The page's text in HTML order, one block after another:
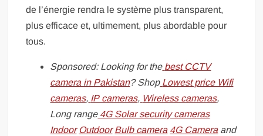
de l’énergie rendra le système plus transparent,
plus efficace et, ultimement, plus abordable pour
tous.
Sponsored: Looking for the best CCTV
camera in Pakistan? Shop Lowest price Wifi
cameras, IP cameras, Wireless cameras,
Long range 4G Solar security cameras
Indoor Outdoor Bulb camera 4G Cameraand